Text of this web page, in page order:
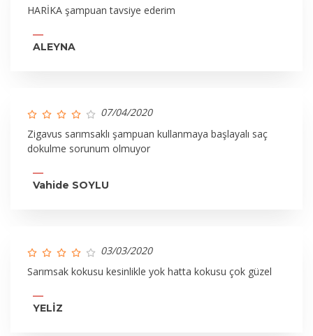
HARİKA şampuan tavsiye ederim
ALEYNA
07/04/2020
Zigavus sarımsaklı şampuan kullanmaya başlayalı saç
dokulme sorunum olmuyor
Vahide SOYLU
03/03/2020
Sarımsak kokusu kesinlikle yok hatta kokusu çok güzel
YELİZ